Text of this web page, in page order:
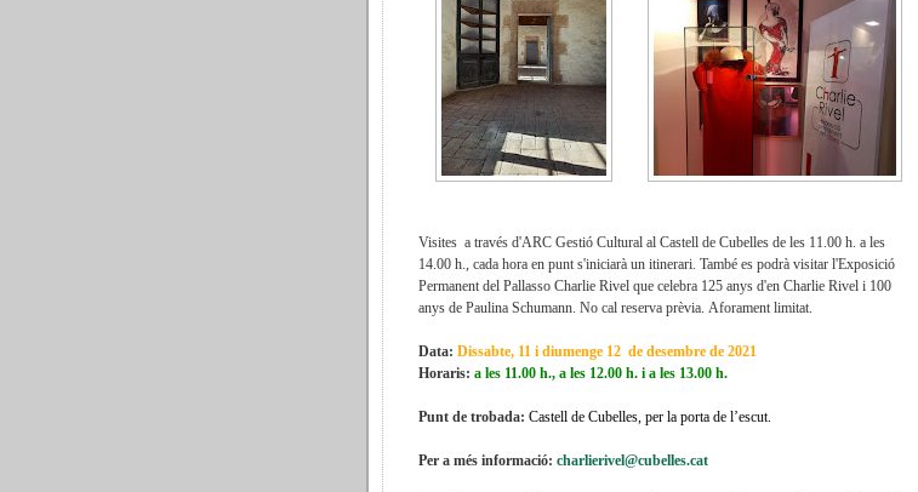
Visites a través d'ARC Gestió Cultural al Castell de Cubelles de les 11.00 h. a les
14.00 h., cada hora en punt s'iniciarà un itinerari. També es podrà visitar l'Exposició
Permanent del Pallasso Charlie Rivel que celebra 125 anys d'en Charlie Rivel i 100
anys de Paulina Schumann. No cal reserva prèvia. Aforament limitat.
Data: Dissabte, 11 i diumenge 12 de desembre de 2021
Horaris: a les 11.00 h., a les 12.00 h. i a les 13.00 h.
Punt de trobada: Castell de Cubelles, per la porta de l’escut.
Per a més informació: charlierivel@cubelles.cat